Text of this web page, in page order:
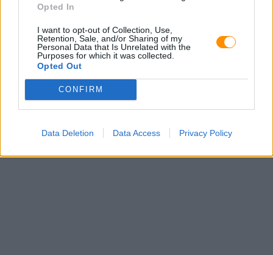
Opted In
I want to opt-out of Collection, Use,
Retention, Sale, and/or Sharing of my
Personal Data that Is Unrelated with the
Purposes for which it was collected.
Opted Out
CONFIRM
Data Deletion Data Access Privacy Policy